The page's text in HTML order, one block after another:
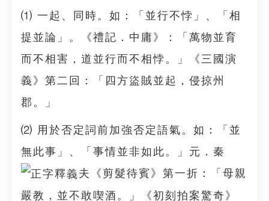
⑴ 一起、同時。如：「並行不悖」、「相
提並論」。《禮記．中庸》：「萬物並育
而不相害，道並行而不相悖。」《三國演
義》第二回：「四方盜賊並起，侵掠州
郡。」
⑵ 用於否定詞前加強否定語氣。如：「並
無此事」、「事情並非如此。」元．秦
夫《剪髮待賓》第一折：「母親
嚴教，並不敢喫酒。」《初刻拍案驚奇》